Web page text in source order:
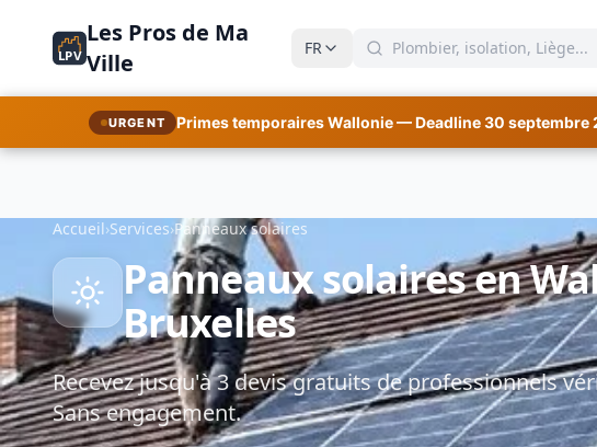
LPV
Les Pros de Ma
Ville
FR
URGENT Primes temporaires Wallonie — Deadline 30 septembre
Accueil›Services›Panneaux solaires
Panneaux solaires en
Bruxelles
Recevez jusqu'à 3 devis gratuits de professionnels
Sans engagement.